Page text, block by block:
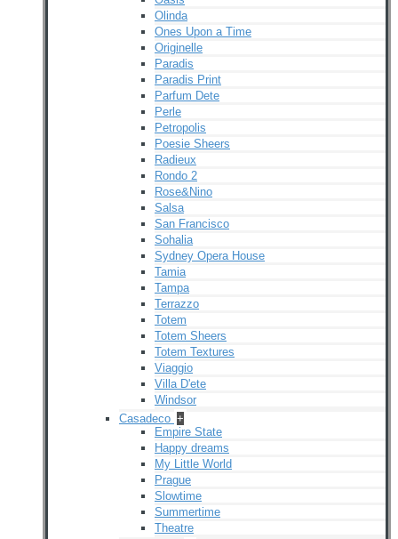
Olinda
Ones Upon a Time
Originelle
Paradis
Paradis Print
Parfum Dete
Perle
Petropolis
Poesie Sheers
Radieux
Rondo 2
Rose&Nino
Salsa
San Francisco
Sohalia
Sydney Opera House
Tamia
Tampa
Terrazzo
Totem
Totem Sheers
Totem Textures
Viaggio
Villa D'ete
Windsor
Casadeco +
Empire State
Happy dreams
My Little World
Prague
Slowtime
Summertime
Theatre